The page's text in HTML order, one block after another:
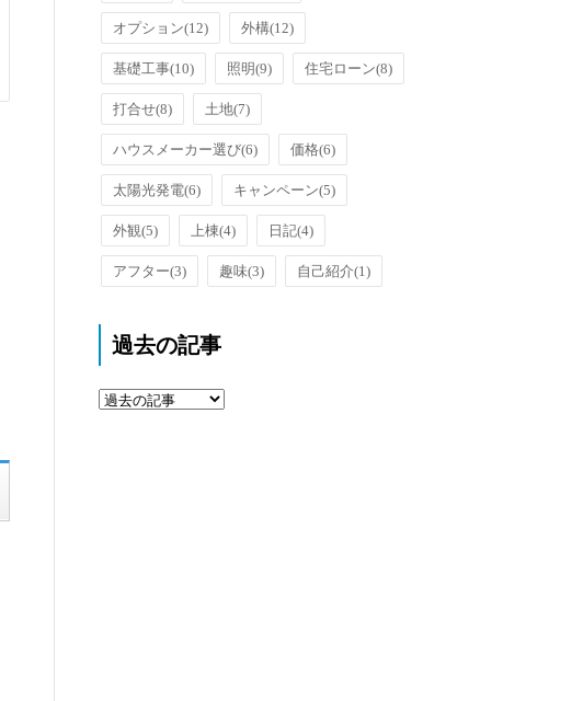
オプション(12) 外構(12)
基礎工事(10) 照明(9) 住宅ローン(8)
打合せ(8) 土地(7)
ハウスメーカー選び(6) 価格(6)
太陽光発電(6) キャンペーン(5)
外観(5) 上棟(4) 日記(4)
アフター(3) 趣味(3) 自己紹介(1)
過去の記事